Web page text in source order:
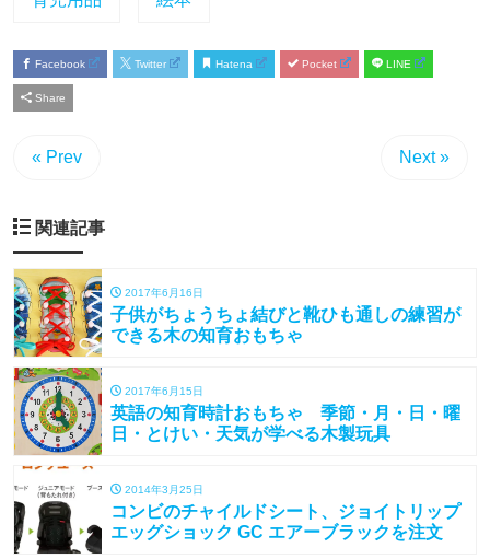
Facebook Twitter Hatena Pocket LINE
Share
« Prev Next »
関連記事
2017年6月16日
子供がちょうちょ結びと靴ひも通しの練習が
できる木の知育おもちゃ
2017年6月15日
英語の知育時計おもちゃ 季節・月・日・曜
日・とけい・天気が学べる木製玩具
2014年3月25日
コンビのチャイルドシート、ジョイトリップ
エッグショック GC エアーブラックを注文